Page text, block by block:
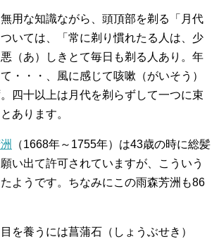
用な知識ながら、頭頂部を剃る「月代
ついては、「常に剃り慣れたる人は、少
（あ）しきとて毎日も剃る人あり。年
・・・、風に感じて咳嗽（がいそう）
。四十以上は月代を剃らずして一つに束
あります。
（1668年～1755年）は43歳の時に総髪
い出て許可されていますが、こういう
ようです。ちなみにこの雨森芳洲も86
を養うには菖蒲石（しょうぶせき）